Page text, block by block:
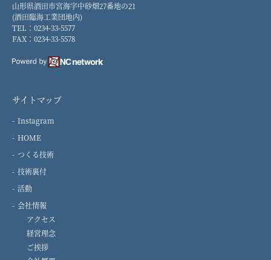
山形県酒田市宮海字中砂畑27番地の21
(酒田臨海工業団地内)
TEL：0234-33-5577
FAX：0234-33-5578
サイトマップ
Instagram
HOME
つくる技術
技術裏付
活動
会社情報
アクセス
経営理念
ご挨拶